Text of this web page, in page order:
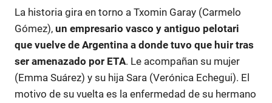
La historia gira en torno a Txomin Garay (Carmelo
Gómez), un empresario vasco y antiguo pelotari
que vuelve de Argentina a donde tuvo que huir tras
ser amenazado por ETA. Le acompañan su mujer
(Emma Suárez) y su hija Sara (Verónica Echegui). El
motivo de su vuelta es la enfermedad de su hermano